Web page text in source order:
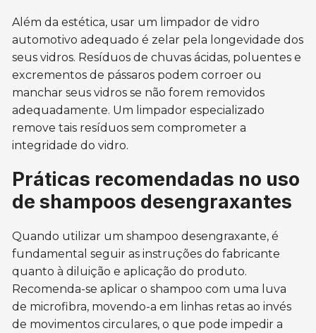
Além da estética, usar um limpador de vidro
automotivo adequado é zelar pela longevidade dos
seus vidros. Resíduos de chuvas ácidas, poluentes e
excrementos de pássaros podem corroer ou
manchar seus vidros se não forem removidos
adequadamente. Um limpador especializado
remove tais resíduos sem comprometer a
integridade do vidro.
Práticas recomendadas no uso
de shampoos desengraxantes
Quando utilizar um shampoo desengraxante, é
fundamental seguir as instruções do fabricante
quanto à diluição e aplicação do produto.
Recomenda-se aplicar o shampoo com uma luva
de microfibra, movendo-a em linhas retas ao invés
de movimentos circulares, o que pode impedir a